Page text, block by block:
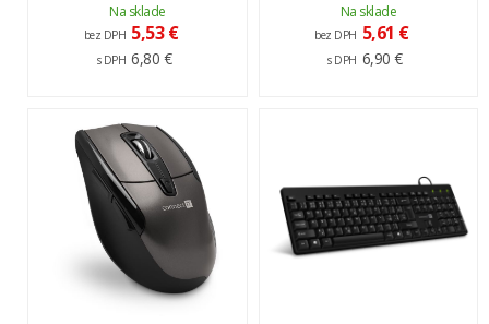
Na sklade
bez DPH 5,53 €
s DPH 6,80 €
Na sklade
bez DPH 5,61 €
s DPH 6,90 €